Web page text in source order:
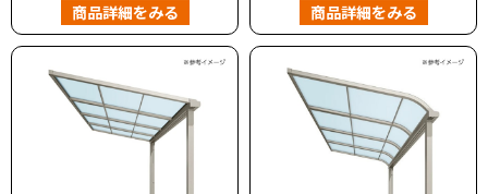
商品詳細をみる 商品詳細をみる